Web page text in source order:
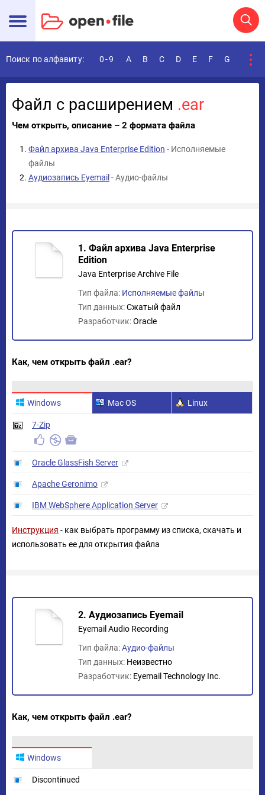
Поиск по алфавиту: 0-9 A B C D E F G
Файл с расширением .ear
Чем открыть, описание – 2 формата файла
Файл архива Java Enterprise Edition - Исполняемые
файлы
Аудиозапись Eyemail - Аудио-файлы
1. Файл архива Java Enterprise
Edition
Java Enterprise Archive File
Тип файла: Исполняемые файлы
Тип данных:Сжатый файл
Разработчик:Oracle
Как, чем открыть файл .ear?
Windows Mac OS Linux
7-Zip
Oracle GlassFish Server
Apache Geronimo
IBM WebSphere Application Server
Инструкция - как выбрать программу из списка, скачать и
использовать ее для открытия файла
2. Аудиозапись Eyemail
Eyemail Audio Recording
Тип файла:Аудио-файлы
Тип данных: Неизвестно
Разработчик: Eyemail Technology Inc.
Как, чем открыть файл .ear?
Windows
Discontinued